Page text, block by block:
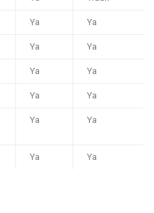
Ya
Ya
Ya
Ya
Ya
Ya
Ya
Ya
Ya Ya
Ya Ya